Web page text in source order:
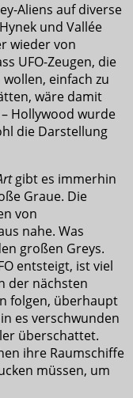
Aliens auf diverse
und Vallée
wieder von
UFO-Zeugen, die
einfach zu
wäre damit
Hollywood wurde
die Darstellung
gibt es immerhin
Graue. Die
von
nahe. Was
großen Greys.
entsteigt, ist viel
der nächsten
folgen, überhaupt
es verschwunden
überschattet.
ihre Raumschiffe
müssen, um